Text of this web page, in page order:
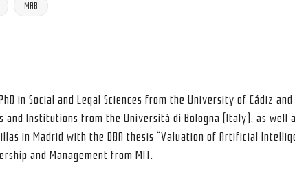
MAB
in Social and Legal Sciences from the University of Cádiz
and Institutions from the Università di Bologna (Italy), as well
in Madrid with the DBA thesis “Valuation of Artificial
and Management from MIT.